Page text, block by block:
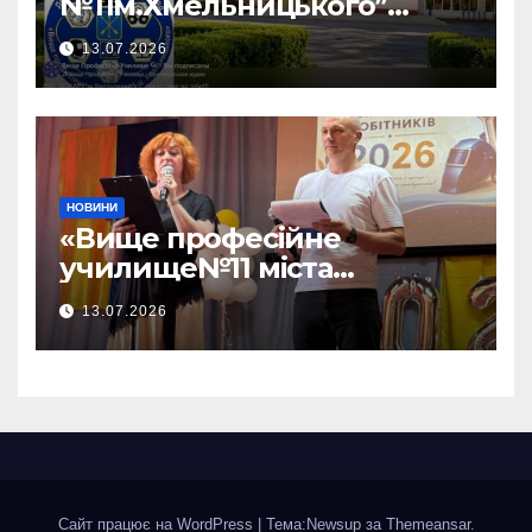
чекає саме на тебе!!!
13.07.2026
НОВИНИ
«Вище професійне
училище№11 міста
Хмельницького»відбувся —
ВИПУСК 2026!
13.07.2026
Сайт працює на WordPress | Тема:Newsup за Themeansar.